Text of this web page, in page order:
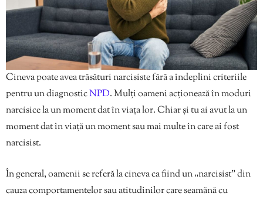
Cineva poate avea trăsături narcisiste fără a îndeplini criteriile
pentru un diagnosticNPD. Mulți oameni acționează în moduri
narcisice la un moment dat în viața lor. Chiar și tu ai avut la un
moment dat în viață un moment sau mai multe în care ai fost
narcisist.
În general, oamenii se referă la cineva ca fiind un „narcisist” din
cauza comportamentelor sau atitudinilor care seamănă cu